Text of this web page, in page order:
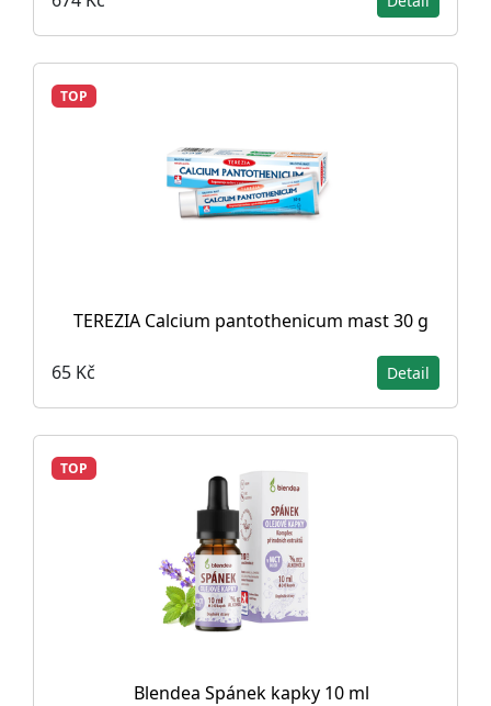
TOP
TEREZIA Calcium pantothenicum mast 30 g
65 Kč Detail
TOP
Blendea Spánek kapky 10 ml